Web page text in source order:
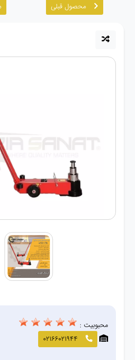
آپاراتی
دیاگ
لوازم
محصول قبلی
محبوبیت :
02166021944